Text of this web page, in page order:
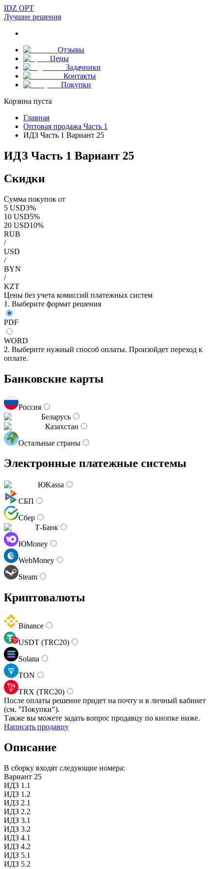
IDZ OPT
Лучшие решения
Отзывы
Цены
Задачники
Контакты
Покупки
Корзина пуста
Главная
Оптовая продажа Часть 1
ИДЗ Часть 1 Вариант 25
ИДЗ Часть 1 Вариант 25
Скидки
Сумма покупок от
5 USD3%
10 USD5%
20 USD10%
RUB
/
USD
/
BYN
/
KZT
Цены без учета комиссий платежных систем
1. Выберите формат решения
PDF
WORD
2. Выберите нужный способ оплаты. Произойдет переход к
оплате.
Банковские карты
Россия
Беларусь
Казахстан
Остальные страны
Электронные платежные системы
ЮKassa
СБП
Сбер
Т-Банк
ЮMoney
WebMoney
Steam
Криптовалюты
Binance
USDT (TRC20)
Solana
TON
TRX (TRC20)
После оплаты решение придет на почту и в личный кабинет
(см. "Покупки").
Также вы можете задать вопрос продавцу по кнопке ниже.
Написать продавцу
Описание
В сборку входят следующие номера:
Вариант 25
ИДЗ 1.1
ИДЗ 1.2
ИДЗ 2.1
ИДЗ 2.2
ИДЗ 3.1
ИДЗ 3.2
ИДЗ 4.1
ИДЗ 4.2
ИДЗ 5.1
ИДЗ 5.2